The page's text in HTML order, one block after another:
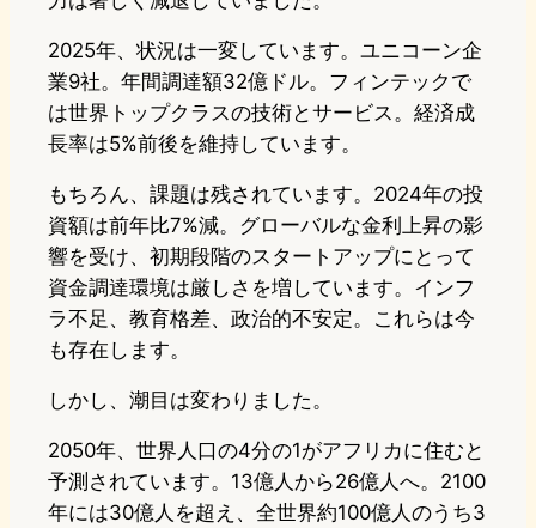
2025年、状況は一変しています。ユニコーン企
業9社。年間調達額32億ドル。フィンテックで
は世界トップクラスの技術とサービス。経済成
長率は5%前後を維持しています。
もちろん、課題は残されています。2024年の投
資額は前年比7%減。グローバルな金利上昇の影
響を受け、初期段階のスタートアップにとって
資金調達環境は厳しさを増しています。インフ
ラ不足、教育格差、政治的不安定。これらは今
も存在します。
しかし、潮目は変わりました。
2050年、世界人口の4分の1がアフリカに住むと
予測されています。13億人から26億人へ。2100
年には30億人を超え、全世界約100億人のうち3